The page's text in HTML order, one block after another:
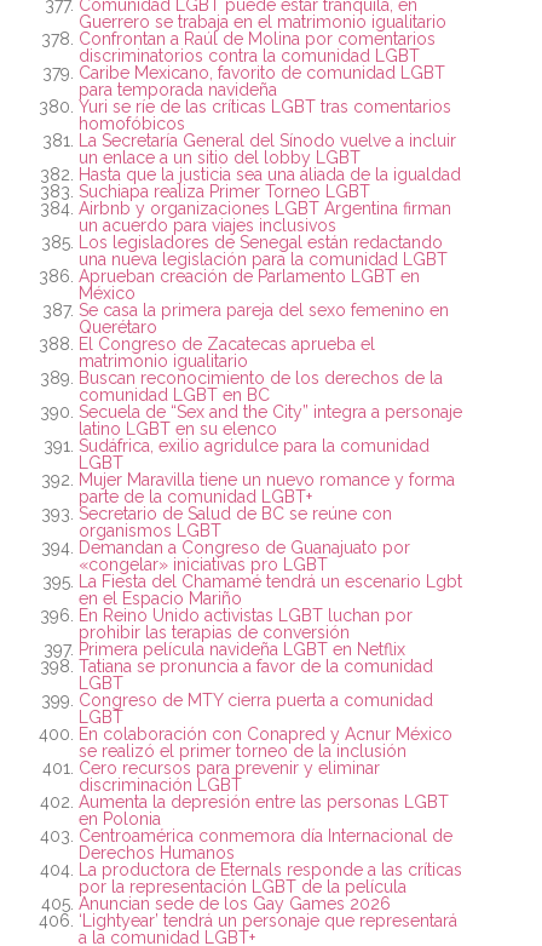
Comunidad LGBT puede estar tranquila, en
Guerrero se trabaja en el matrimonio igualitario
Confrontan a Raúl de Molina por comentarios
discriminatorios contra la comunidad LGBT
Caribe Mexicano, favorito de comunidad LGBT
para temporada navideña
Yuri se ríe de las críticas LGBT tras comentarios
homofóbicos
La Secretaría General del Sínodo vuelve a incluir
un enlace a un sitio del lobby LGBT
Hasta que la justicia sea una aliada de la igualdad
Suchiapa realiza Primer Torneo LGBT
Airbnb y organizaciones LGBT Argentina firman
un acuerdo para viajes inclusivos
Los legisladores de Senegal están redactando
una nueva legislación para la comunidad LGBT
Aprueban creación de Parlamento LGBT en
México
Se casa la primera pareja del sexo femenino en
Querétaro
El Congreso de Zacatecas aprueba el
matrimonio igualitario
Buscan reconocimiento de los derechos de la
comunidad LGBT en BC
Secuela de “Sex and the City” integra a personaje
latino LGBT en su elenco
Sudáfrica, exilio agridulce para la comunidad
LGBT
Mujer Maravilla tiene un nuevo romance y forma
parte de la comunidad LGBT+
Secretario de Salud de BC se reúne con
organismos LGBT
Demandan a Congreso de Guanajuato por
«congelar» iniciativas pro LGBT
La Fiesta del Chamamé tendrá un escenario Lgbt
en el Espacio Mariño
En Reino Unido activistas LGBT luchan por
prohibir las terapias de conversión
Primera película navideña LGBT en Netflix
Tatiana se pronuncia a favor de la comunidad
LGBT
Congreso de MTY cierra puerta a comunidad
LGBT
En colaboración con Conapred y Acnur México
se realizó el primer torneo de la inclusión
Cero recursos para prevenir y eliminar
discriminación LGBT
Aumenta la depresión entre las personas LGBT
en Polonia
Centroamérica conmemora día Internacional de
Derechos Humanos
La productora de Eternals responde a las críticas
por la representación LGBT de la película
Anuncian sede de los Gay Games 2026
‘Lightyear’ tendrá un personaje que representará
a la comunidad LGBT+